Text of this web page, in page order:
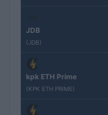
JDB
(JDB)
kpk ETH Prime
(KPK ETH PRIME)